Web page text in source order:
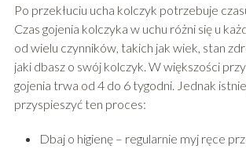
Po przekłuciu ucha kolczyk potrzebuje
Czas gojenia kolczyka w uchu różni się u
od wielu czynników, takich jak wiek, stan
jaki dbasz o swój kolczyk. W większości
gojenia trwa od 4 do 6 tygodni. Jednak
przyspieszyć ten proces:
Dbaj o higienę – regularnie myj ręce